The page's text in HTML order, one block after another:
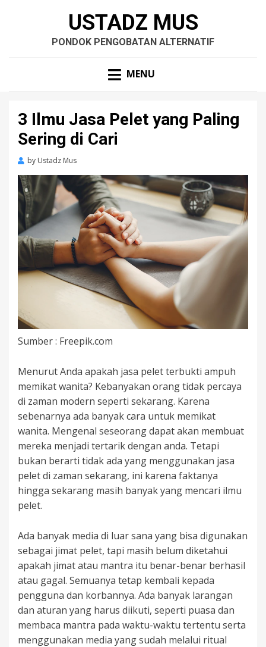
USTADZ MUS
PONDOK PENGOBATAN ALTERNATIF
MENU
3 Ilmu Jasa Pelet yang Paling
Sering di Cari
by Ustadz Mus
Sumber : Freepik.com
Menurut Anda apakah jasa pelet terbukti ampuh
memikat wanita? Kebanyakan orang tidak percaya
di zaman modern seperti sekarang. Karena
sebenarnya ada banyak cara untuk memikat
wanita. Mengenal seseorang dapat akan membuat
mereka menjadi tertarik dengan anda. Tetapi
bukan berarti tidak ada yang menggunakan jasa
pelet di zaman sekarang, ini karena faktanya
hingga sekarang masih banyak yang mencari ilmu
pelet.
Ada banyak media di luar sana yang bisa digunakan
sebagai jimat pelet, tapi masih belum diketahui
apakah jimat atau mantra itu benar-benar berhasil
atau gagal. Semuanya tetap kembali kepada
pengguna dan korbannya. Ada banyak larangan
dan aturan yang harus diikuti, seperti puasa dan
membaca mantra pada waktu-waktu tertentu serta
menggunakan media yang sudah melalui ritual